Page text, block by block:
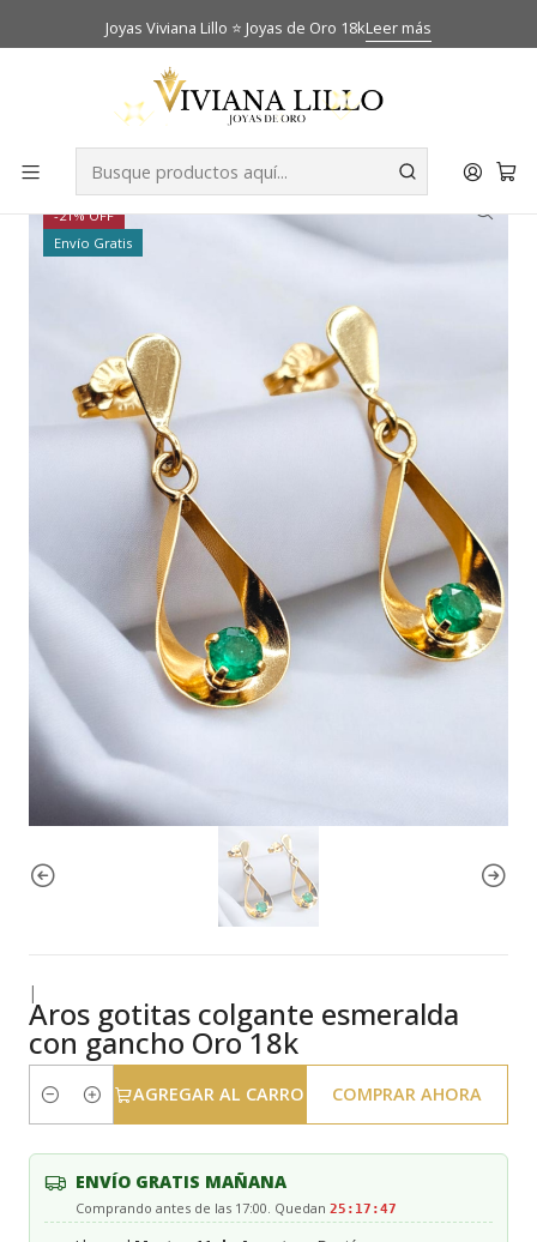
Joyas Viviana Lillo ⭐ Joyas de Oro 18kLeer más
Inicio
Aros gotitas colgante esmeralda con gancho Oro 18k
-21% OFF
Envío Gratis
|
Aros gotitas colgante esmeralda
con gancho Oro 18k
Cantidad
AGREGAR AL CARRO COMPRAR AHORA
ENVÍO GRATIS MAÑANA
Comprando antes de las 17:00. Quedan 25:17:46